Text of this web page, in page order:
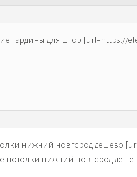
гардины для штор [url=https://
нижний новгород дешево
потолки нижний новгород